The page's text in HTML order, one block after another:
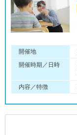
開催地
開催時期／日時
内容／特徴